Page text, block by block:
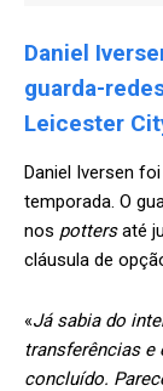
Daniel
guarda-
Leicester
Daniel Iversen
temporada. O
nos pottersaté
cláusula de
«Já sabia do
transferências
concluído.